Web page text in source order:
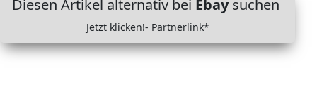
Diesen Artikel alternativ bei Ebaysuchen
Jetzt klicken!- Partnerlink*